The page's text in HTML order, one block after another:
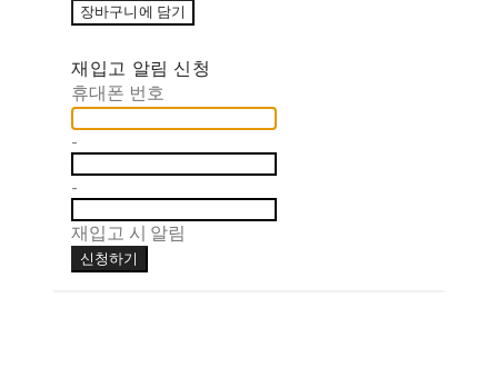
장바구니에 담기
재입고 알림 신청
휴대폰 번호
-
-
재입고 시 알림
신청하기